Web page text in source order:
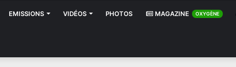
EMISSIONS VIDÉOS PHOTOS MAGAZINE OXYGÈNE